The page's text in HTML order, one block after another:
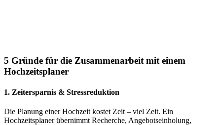
5 Gründe für die Zusammenarbeit mit einem
Hochzeitsplaner
1. Zeitersparnis & Stressreduktion
Die Planung einer Hochzeit kostet Zeit – viel Zeit. Ein
Hochzeitsplaner übernimmt Recherche, Angebotseinholung,